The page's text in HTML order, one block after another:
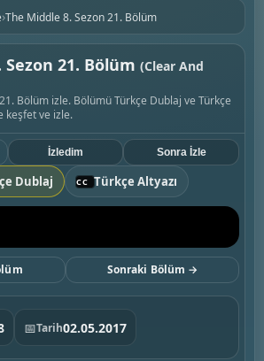
›The Middle 8. Sezon 21. Bölüm
21. Bölüm (Clear And
Bölüm izle. Bölümü Türkçe Dublaj ve Türkçe
keşfet ve izle.
Dublaj Türkçe Altyazı
İzledim Sonra İzle
Sonraki Bölüm →
📅Tarih02.05.2017